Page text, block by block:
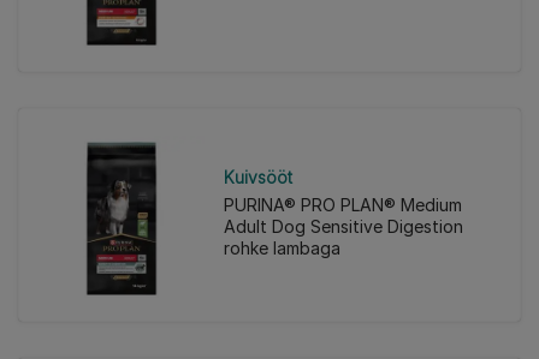
Kuivsööt
PURINA® PRO PLAN® Medium
Adult Dog Sensitive Digestion
rohke lambaga